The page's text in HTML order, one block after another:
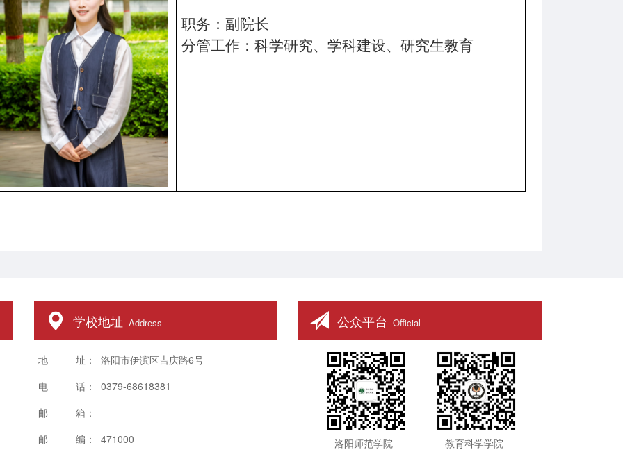
职务：副院长
分管工作：科学研究、学科建设、研究生教育
学校地址 Address
地 址： 洛阳市伊滨区吉庆路6号
电 话： 0379-68618381
邮 箱：
邮 编： 471000
公众平台 Official
洛阳师范学院 教育科学学院